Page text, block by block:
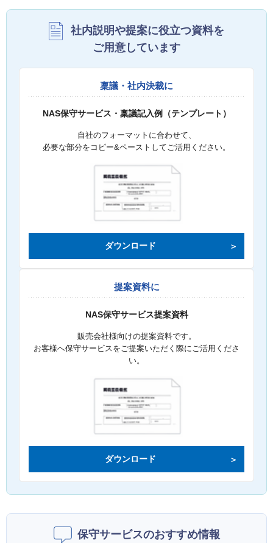
社内説明や提案に役立つ資料を
ご用意しています
稟議・社内決裁に
NAS保守サービス・稟議記入例（テンプレート）
自社のフォーマットに合わせて、
必要な部分をコピー&ペーストしてご活用ください。
ダウンロード
提案資料に
NAS保守サービス提案資料
販売会社様向けの提案資料です。
お客様へ保守サービスをご提案いただく際にご活用くださ
い。
ダウンロード
保守サービスのおすすめ情報